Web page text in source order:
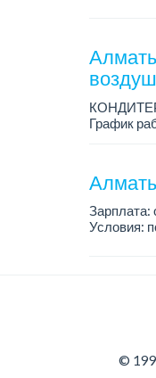
График
Зарплата:
Условия:
©